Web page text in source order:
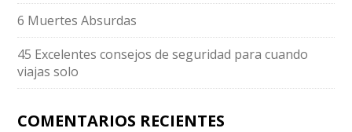
6 Muertes Absurdas
45 Excelentes consejos de seguridad para cuando
viajas solo
COMENTARIOS RECIENTES